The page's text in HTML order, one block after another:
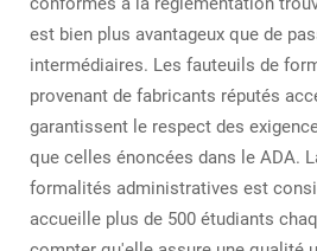
est bien plus avantageux que de
intermédiaires. Les fauteuils de
provenant de fabricants réputés
garantissent le respect des
que celles énoncées dans le ADA.
formalités administratives est
accueille plus de 500 étudiants